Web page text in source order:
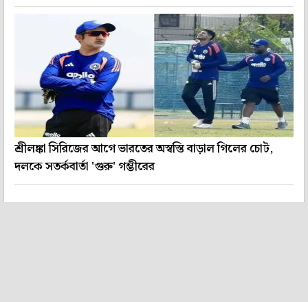
শ্রীলঙ্কা সিরিজের আগে ভারতের অস্বস্তি বাড়াল গিলের চোট,
দলকে সতর্কবার্তা 'গুরু' গম্ভীরের